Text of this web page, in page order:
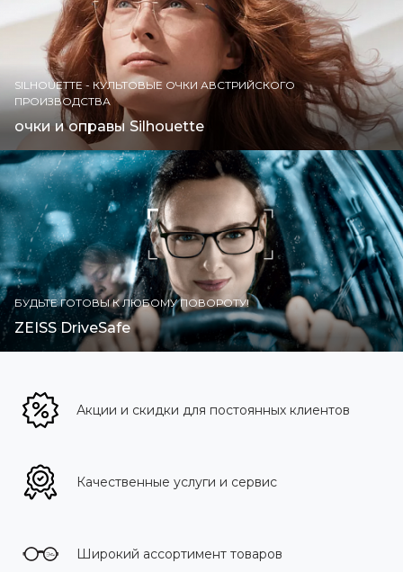
SILHOUETTE - КУЛЬТОВЫЕ ОЧКИ АВСТРИЙСКОГО
ПРОИЗВОДСТВА
очки и оправы Silhouette
БУДЬТЕ ГОТОВЫ К ЛЮБОМУ ПОВОРОТУ!
ZEISS DriveSafe
Акции и скидки для постоянных клиентов
Качественные услуги и сервис
Широкий ассортимент товаров